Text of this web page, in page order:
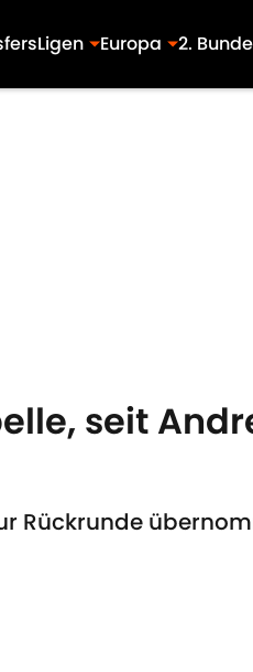
Ligen Europa 2.
seit
Rückrunde